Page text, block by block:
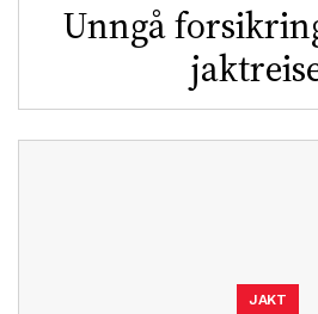
Unngå
JAKT